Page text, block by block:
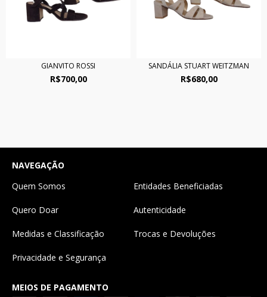
GIANVITO ROSSI
R$700,00
SANDÁLIA STUART WEITZMAN
R$680,00
NAVEGAÇÃO
Quem Somos
Entidades Beneficiadas
Quero Doar Autenticidade
Medidas e Classificação Trocas e Devoluções
Privacidade e Segurança
MEIOS DE PAGAMENTO